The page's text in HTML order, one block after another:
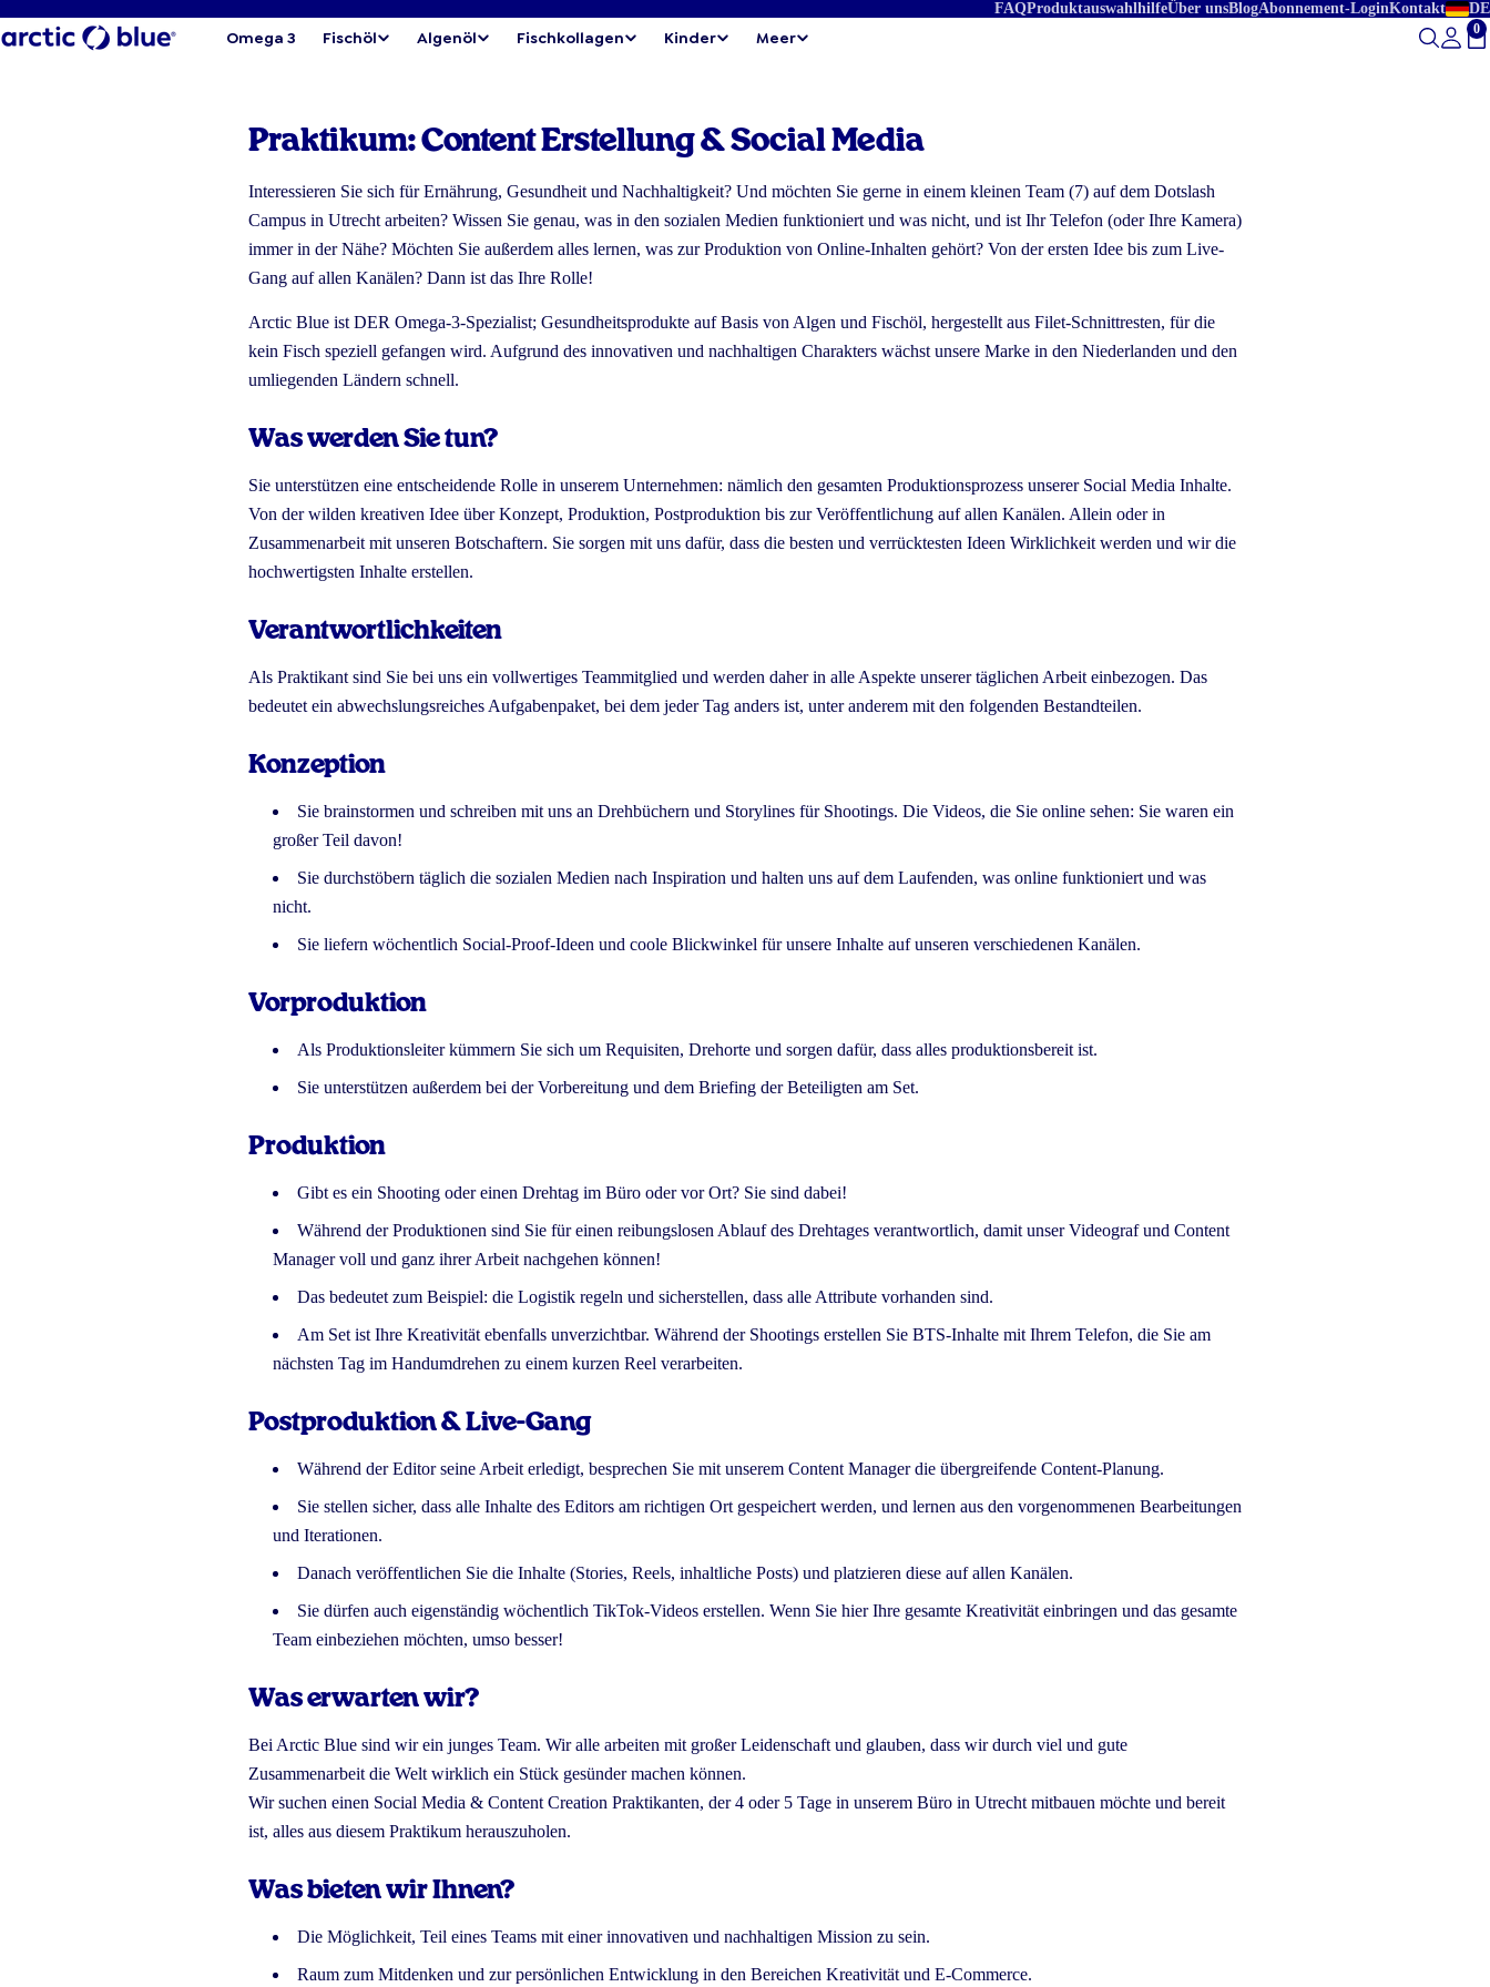
FAQProduktauswahlhilfeÜber unsBlogAbonnement-LoginKontakt DE
Omega 3 Fischöl Algenöl Fischkollagen Kinder Meer 0
Praktikum: Content Erstellung & Social Media
Interessieren Sie sich für Ernährung, Gesundheit und Nachhaltigkeit? Und möchten Sie gerne in einem kleinen Team (7) auf dem Dotslash
Campus in Utrecht arbeiten? Wissen Sie genau, was in den sozialen Medien funktioniert und was nicht, und ist Ihr Telefon (oder Ihre Kamera)
immer in der Nähe? Möchten Sie außerdem alles lernen, was zur Produktion von Online-Inhalten gehört? Von der ersten Idee bis zum Live-
Gang auf allen Kanälen? Dann ist das Ihre Rolle!
Arctic Blue ist DER Omega-3-Spezialist; Gesundheitsprodukte auf Basis von Algen und Fischöl, hergestellt aus Filet-Schnittresten, für die
kein Fisch speziell gefangen wird. Aufgrund des innovativen und nachhaltigen Charakters wächst unsere Marke in den Niederlanden und den
umliegenden Ländern schnell.
Was werden Sie tun?
Sie unterstützen eine entscheidende Rolle in unserem Unternehmen: nämlich den gesamten Produktionsprozess unserer Social Media Inhalte.
Von der wilden kreativen Idee über Konzept, Produktion, Postproduktion bis zur Veröffentlichung auf allen Kanälen. Allein oder in
Zusammenarbeit mit unseren Botschaftern. Sie sorgen mit uns dafür, dass die besten und verrücktesten Ideen Wirklichkeit werden und wir die
hochwertigsten Inhalte erstellen.
Verantwortlichkeiten
Als Praktikant sind Sie bei uns ein vollwertiges Teammitglied und werden daher in alle Aspekte unserer täglichen Arbeit einbezogen. Das
bedeutet ein abwechslungsreiches Aufgabenpaket, bei dem jeder Tag anders ist, unter anderem mit den folgenden Bestandteilen.
Konzeption
Sie brainstormen und schreiben mit uns an Drehbüchern und Storylines für Shootings. Die Videos, die Sie online sehen: Sie waren ein
großer Teil davon!
Sie durchstöbern täglich die sozialen Medien nach Inspiration und halten uns auf dem Laufenden, was online funktioniert und was
nicht.
Sie liefern wöchentlich Social-Proof-Ideen und coole Blickwinkel für unsere Inhalte auf unseren verschiedenen Kanälen.
Vorproduktion
Als Produktionsleiter kümmern Sie sich um Requisiten, Drehorte und sorgen dafür, dass alles produktionsbereit ist.
Sie unterstützen außerdem bei der Vorbereitung und dem Briefing der Beteiligten am Set.
Produktion
Gibt es ein Shooting oder einen Drehtag im Büro oder vor Ort? Sie sind dabei!
Während der Produktionen sind Sie für einen reibungslosen Ablauf des Drehtages verantwortlich, damit unser Videograf und Content
Manager voll und ganz ihrer Arbeit nachgehen können!
Das bedeutet zum Beispiel: die Logistik regeln und sicherstellen, dass alle Attribute vorhanden sind.
Am Set ist Ihre Kreativität ebenfalls unverzichtbar. Während der Shootings erstellen Sie BTS-Inhalte mit Ihrem Telefon, die Sie am
nächsten Tag im Handumdrehen zu einem kurzen Reel verarbeiten.
Postproduktion & Live-Gang
Während der Editor seine Arbeit erledigt, besprechen Sie mit unserem Content Manager die übergreifende Content-Planung.
Sie stellen sicher, dass alle Inhalte des Editors am richtigen Ort gespeichert werden, und lernen aus den vorgenommenen Bearbeitungen
und Iterationen.
Danach veröffentlichen Sie die Inhalte (Stories, Reels, inhaltliche Posts) und platzieren diese auf allen Kanälen.
Sie dürfen auch eigenständig wöchentlich TikTok-Videos erstellen. Wenn Sie hier Ihre gesamte Kreativität einbringen und das gesamte
Team einbeziehen möchten, umso besser!
Was erwarten wir?
Bei Arctic Blue sind wir ein junges Team. Wir alle arbeiten mit großer Leidenschaft und glauben, dass wir durch viel und gute
Zusammenarbeit die Welt wirklich ein Stück gesünder machen können.
Wir suchen einen Social Media & Content Creation Praktikanten, der 4 oder 5 Tage in unserem Büro in Utrecht mitbauen möchte und bereit
ist, alles aus diesem Praktikum herauszuholen.
Was bieten wir Ihnen?
Die Möglichkeit, Teil eines Teams mit einer innovativen und nachhaltigen Mission zu sein.
Raum zum Mitdenken und zur persönlichen Entwicklung in den Bereichen Kreativität und E-Commerce.